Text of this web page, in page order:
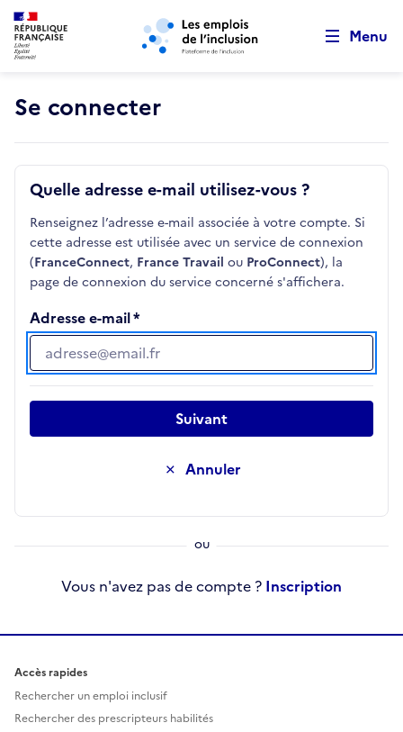
Aller au menu principal Aller au contenu principal
Menu
Se connecter
Quelle adresse e-mail utilisez-vous ?
Renseignez l’adresse e-mail associée à votre compte. Si
cette adresse est utilisée avec un service de connexion
(FranceConnect, France Travail ou ProConnect), la
page de connexion du service concerné s'affichera.
Adresse e-mail
Adresse e-mail
Annuler
Suivant
Vous n'avez pas de compte ? Inscription
Accès rapides
Rechercher un emploi inclusif
Rechercher des prescripteurs habilités
Retour au début de la page
Panneau de gestion des cookies